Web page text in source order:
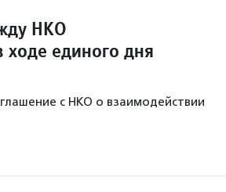
НКО
единого дня
с НКО о взаимодействии